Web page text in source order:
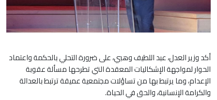
أكد وزير العدل، عبد اللطيف وهبي، على ضرورة التحلي بالحكمة واعتماد
الحوار لمواجهة الإشكاليات المعقدة التي تطرحها مسألة عقوبة
الإعدام، وما يرتبط بها من تساؤلات مجتمعية عميقة ترتبط بالعدالة
والكرامة الإنسانية، والحق في الحياة.